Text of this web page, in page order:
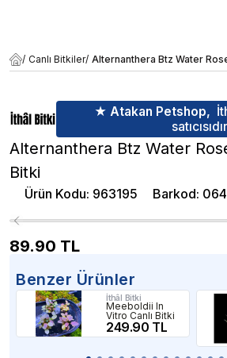
/ Canlı Bitkiler/ Alternanthera Btz Water
★ Atakan Petshop,
Alternanthera Btz Water
Bitki
Ürün Kodu: 963195 Barkod:
89.90 TL
Benzer Ürünler
İthâl Bitki
Meeboldii In
Vitro Canlı Bitki
249.90 TL